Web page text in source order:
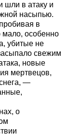
шли в атаку и
насыпью.
в
мало, особенно
убитые не
свежим
новые
мертвецов,
—
о